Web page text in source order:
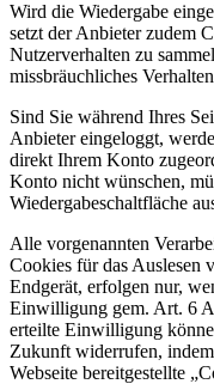
Wird die Wiedergabe
setzt der Anbieter zudem
Nutzerverhalten zu
missbräuchliches
Sind Sie während Ihres
Anbieter eingeloggt,
direkt Ihrem Konto
Konto nicht wünschen,
Wiedergabeschaltfläche
Alle vorgenannten
Cookies für das Auslesen
Endgerät, erfolgen nur,
Einwilligung gem. Art. 6
erteilte Einwilligung
Zukunft widerrufen,
Webseite bereitgestellte